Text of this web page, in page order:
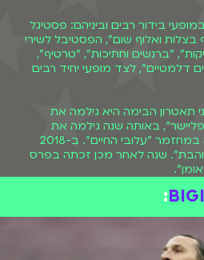
בידור רבים וביניהם: פסטיגל
בצלות ואלוף שום", הפסטיבל לשירי
"ברנשים וחתיכות", "טרטיף",
"בילבי", "101 כלבים דלמטיים", לצד מופעי יחיד רבים
תאטרון הבימה היא גילמה את
באותה שנה גילמה את
תפקידה של גברת תנארדייה במחזמר "עלובי החיים". ב-2018
שנה לאחר מכן זכתה בפרס
: